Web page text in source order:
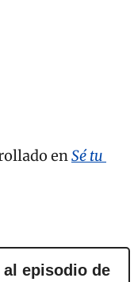
en Sé tu
al episodio de